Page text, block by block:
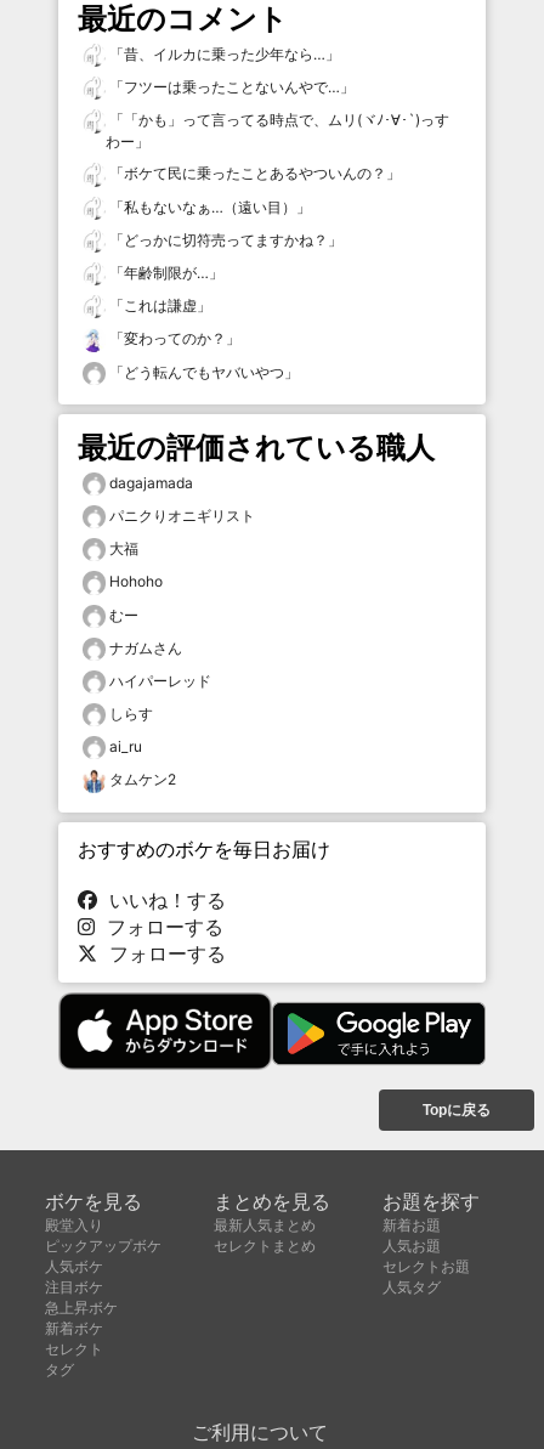
最近のコメント
「昔、イルカに乗った少年なら… 」
「フツーは乗ったことないんやで… 」
「 「かも」って言ってる時点で、ムリ(ヾﾉ･∀･`)っす
わー 」
「ボケて民に乗ったことあるやついんの？ 」
「私もないなぁ…（遠い目）
」
「 どっかに切符売ってますかね？ 」
「年齢制限が… 」
「これは謙虚 」
「変わってのか？ 」
「 どう転んでもヤバいやつ 」
最近の評価されている職人
dagajamada
パニクりオニギリスト
大福
Hohoho
むー
ナガムさん
ハイパーレッド
しらす
ai_ru
タムケン2
おすすめのボケを毎日お届け
いいね！する
フォローする
フォローする
Topに戻る
ボケを見る
殿堂入り
ピックアップボケ
人気ボケ
注目ボケ
急上昇ボケ
新着ボケ
セレクト
タグ
まとめを見る
最新人気まとめ
セレクトまとめ
お題を探す
新着お題
人気お題
セレクトお題
人気タグ
ご利用について